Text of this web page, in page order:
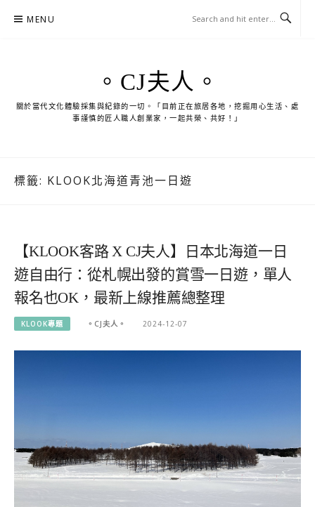
MENU
。CJ夫人。
關於當代文化體驗採集與紀錄的一切。「目前正在旅居各地，挖掘用心生活、處
事謹慎的匠人職人創業家，一起共榮、共好！」
標籤: KLOOK北海道青池一日遊
【KLOOK客路 X CJ夫人】日本北海道一日
遊自由行：從札幌出發的賞雪一日遊，單人
報名也OK，最新上線推薦總整理
KLOOK專題 。CJ夫人。 2024-12-07